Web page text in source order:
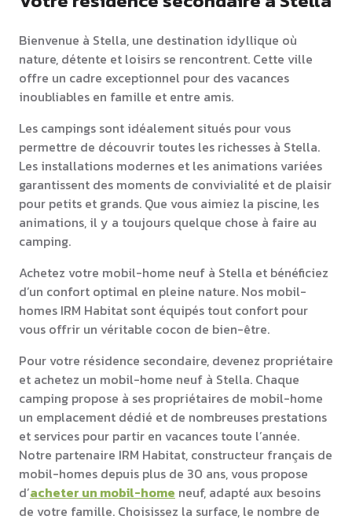
Bienvenue à Stella, une destination idyllique où
nature, détente et loisirs se rencontrent. Cette ville
offre un cadre exceptionnel pour des vacances
inoubliables en famille et entre amis.
Les campings sont idéalement situés pour vous
permettre de découvrir toutes les richesses à Stella.
Les installations modernes et les animations variées
garantissent des moments de convivialité et de plaisir
pour petits et grands. Que vous aimiez la piscine, les
animations, il y a toujours quelque chose à faire au
camping.
Achetez votre mobil-home neuf à Stella et bénéficiez
d’un confort optimal en pleine nature. Nos mobil-
homes IRM Habitat sont équipés tout confort pour
vous offrir un véritable cocon de bien-être.
Pour votre résidence secondaire, devenez propriétaire
et achetez un mobil-home neuf à Stella. Chaque
camping propose à ses propriétaires de mobil-home
un emplacement dédié et de nombreuses prestations
et services pour partir en vacances toute l’année.
Notre partenaire IRM Habitat, constructeur français de
mobil-homes depuis plus de 30 ans, vous propose
d’acheter un mobil-home neuf, adapté aux besoins
de votre famille. Choisissez la surface, le nombre de